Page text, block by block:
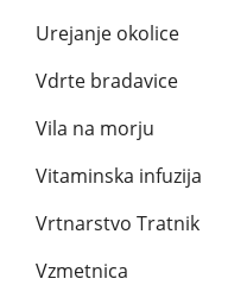
Urejanje okolice
Vdrte bradavice
Vila na morju
Vitaminska infuzija
Vrtnarstvo Tratnik
Vzmetnica